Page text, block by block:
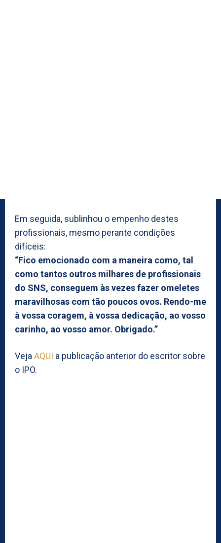
Em seguida, sublinhou o empenho destes
profissionais, mesmo perante condições
difíceis:
“Fico emocionado com a maneira como, tal
como tantos outros milhares de profissionais
do SNS, conseguem às vezes fazer omeletes
maravilhosas com tão poucos ovos. Rendo-me
à vossa coragem, à vossa dedicação, ao vosso
carinho, ao vosso amor. Obrigado.”
Veja AQUI a publicação anterior do escritor sobre
o IPO.